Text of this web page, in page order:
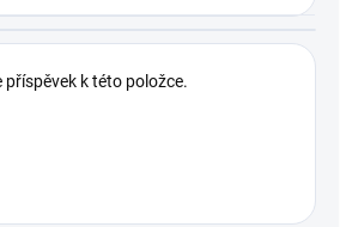
k této položce.